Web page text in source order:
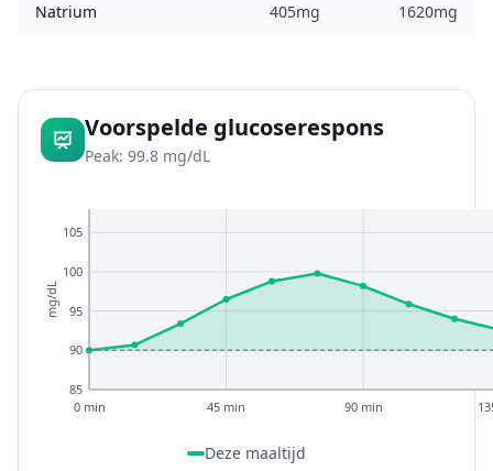
Natrium 405mg 1620mg
Voorspelde glucoserespons
Peak: 99.8 mg/dL
85
90
95
100
105
0 min 45 min 90 min
mg/dL
Deze maaltijd